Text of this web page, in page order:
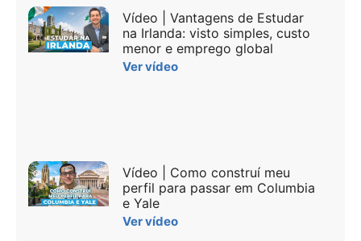
Vídeo | Vantagens de Estudar
na Irlanda: visto simples, custo
menor e emprego global
Ver vídeo
Vídeo | Como construí meu
perfil para passar em Columbia
e Yale
Ver vídeo